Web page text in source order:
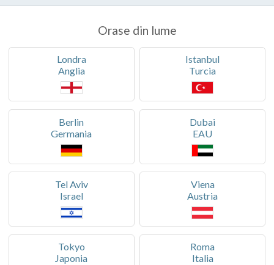
Orase din lume
Londra
Anglia
Istanbul
Turcia
Berlin
Germania
Dubai
EAU
Tel Aviv
Israel
Viena
Austria
Tokyo
Japonia
Roma
Italia